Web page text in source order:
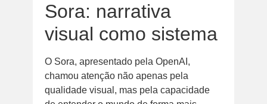
Sora: narrativa
visual como sistema
O Sora, apresentado pela OpenAI,
chamou atenção não apenas pela
qualidade visual, mas pela capacidade